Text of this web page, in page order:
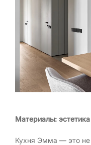
Материалы:
Кухня Эмма — это не